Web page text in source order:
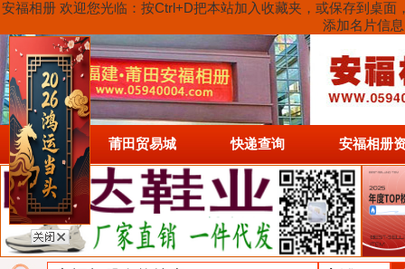
安福相册 欢迎您光临：按Ctrl+D把本站加入收藏夹，或保存到桌
添加名片信
首页 莆田贸易城 快递查询 安福相册